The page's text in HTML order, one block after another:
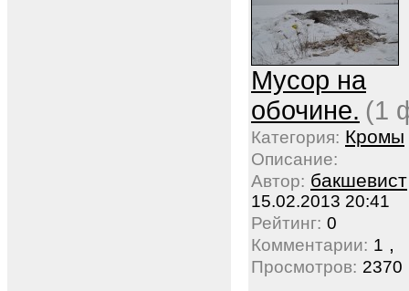
Мусор на
обочине. (1
Категория: Кромы
Описание:
Автор: бакшевист
15.02.2013 20:41
Рейтинг: 0
Комментарии: 1 ,
Просмотров: 2370